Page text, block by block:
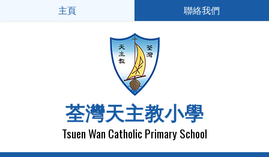
荃灣天主教小學
Tsuen Wan Catholic Primary School
主頁 聯絡我們